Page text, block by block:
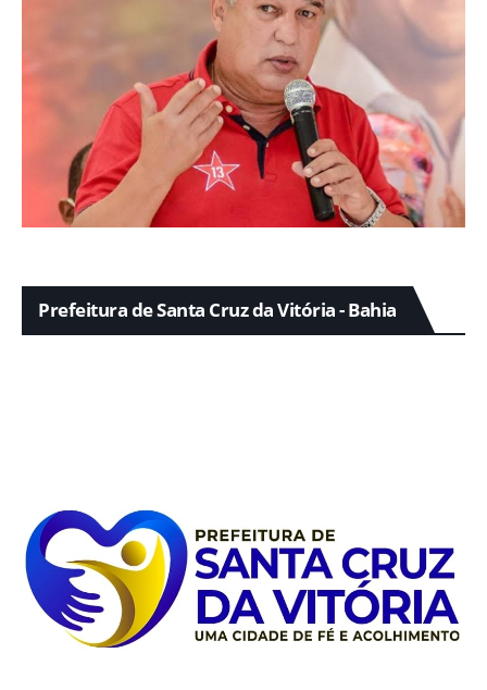
Prefeitura de Santa Cruz da Vitória - Bahia